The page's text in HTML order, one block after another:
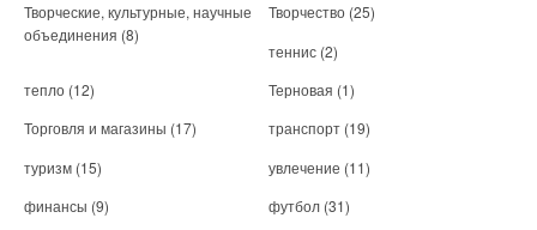
Творческие, культурные, научные
объединения (8)
Творчество (25)
теннис (2)
тепло (12) Терновая (1)
Торговля и магазины (17) транспорт (19)
туризм (15) увлечение (11)
финансы (9) футбол (31)